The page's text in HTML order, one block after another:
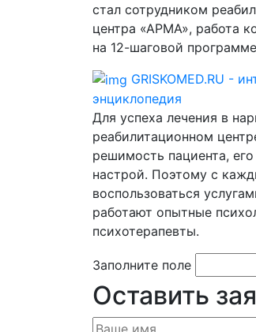
стал сотрудником
центра «АРМА», работа
на 12-шаговой
GRISKOMED.RU -
энциклопедия
Для успеха лечения в
реабилитационном
решимость пациента,
настрой. Поэтому с
воспользоваться
работают опытные
психотерапевты.
Заполните поле
Оставить